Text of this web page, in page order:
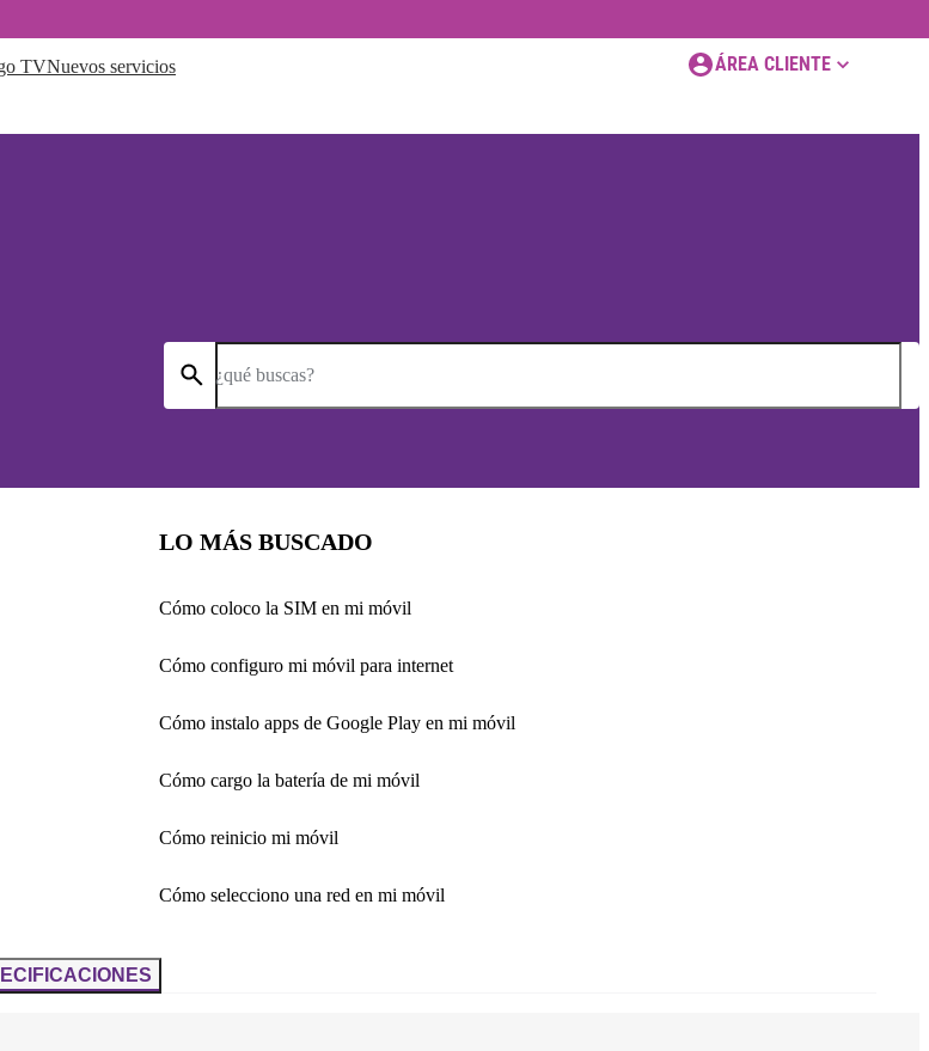
TVNuevos servicios ÁREA CLIENTE
¿qué buscas?
LO MÁS BUSCADO
Cómo coloco la SIM en mi móvil
Cómo configuro mi móvil para internet
Cómo instalo apps de Google Play en mi móvil
Cómo cargo la batería de mi móvil
Cómo reinicio mi móvil
Cómo selecciono una red en mi móvil